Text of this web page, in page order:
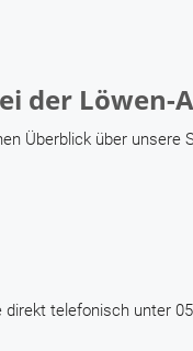
der Löwen-
Überblick über
direkt telefonisch unter